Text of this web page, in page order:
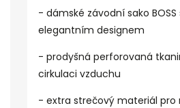
- dámské závodní sako
elegantním designem
- prodyšná perforovaná
cirkulaci vzduchu
- extra strečový materiál pro